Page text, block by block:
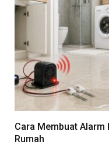
Cara Membuat Alarm
Rumah